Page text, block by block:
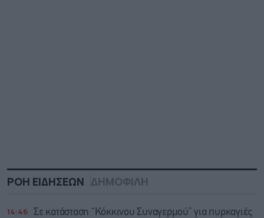
ΡΟΗ ΕΙΔΗΣΕΩΝ ΔΗΜΟΦΙΛΗ
14:46
Σε κατάσταση “Κόκκινου Συναγερμού” για πυρκαγιές